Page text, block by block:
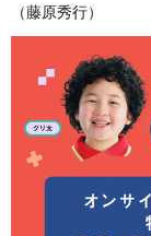
（藤原秀行）